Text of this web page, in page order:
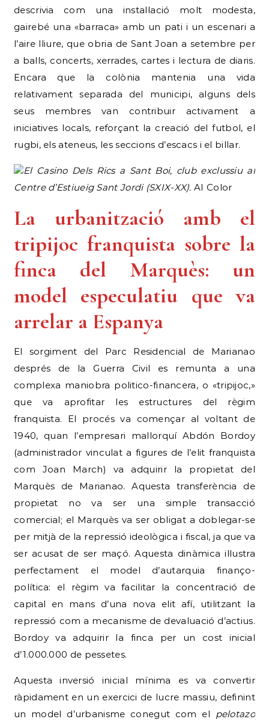
descrivia com una instal·lació molt modesta,
gairebé una «barraca» amb un pati i un escenari a
l’aire lliure, que obria de Sant Joan a setembre per
a balls, concerts, xerrades, cartes i lectura de diaris.
Encara que la colònia mantenia una vida
relativament separada del municipi, alguns dels
seus membres van contribuir activament a
iniciatives locals, reforçant la creació del futbol, el
rugbi, els ateneus, les seccions d’escacs i el billar.
El Casino Dels Rics a Sant Boi, club exclussiu al
Centre d’Estiueig Sant Jordi (SXIX-XX). AI Color
La urbanització amb el
tripijoc franquista sobre la
finca del Marquès: un
model especulatiu que va
arrelar a Espanya
El sorgiment del Parc Residencial de Marianao
després de la Guerra Civil es remunta a una
complexa maniobra politico-financera, o «tripijoc,»
que va aprofitar les estructures del règim
franquista. El procés va començar al voltant de
1940, quan l’empresari mallorquí Abdón Bordoy
(administrador vinculat a figures de l’elit franquista
com Joan March) va adquirir la propietat del
Marquès de Marianao. Aquesta transferència de
propietat no va ser una simple transacció
comercial; el Marquès va ser obligat a doblegar-se
per mitjà de la repressió ideològica i fiscal, ja que va
ser acusat de ser maçó. Aquesta dinàmica il·lustra
perfectament el model d’autarquia finanço-
política: el règim va facilitar la concentració de
capital en mans d’una nova elit afí, utilitzant la
repressió com a mecanisme de devaluació d’actius.
Bordoy va adquirir la finca per un cost inicial
d’1.000.000 de pessetes.
Aquesta inversió inicial mínima es va convertir
ràpidament en un exercici de lucre massiu, definint
un model d’urbanisme conegut com el pelotazo